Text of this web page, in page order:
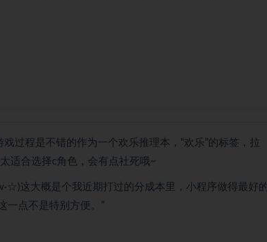
过程是不错的作为一个欢乐推理本，“欢乐”的标签，拉
适合选择c角色，会有点社死哦~
这大概是个我近期打过的分成本里，小程序做得最好的
一点不是特别方便。”